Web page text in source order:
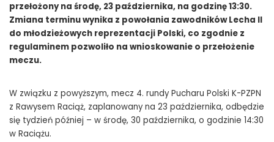
przełożony na środę, 23 października, na godzinę 13:30.
Zmiana terminu wynika z powołania zawodników Lecha II
do młodzieżowych reprezentacji Polski, co zgodnie z
regulaminem pozwoliło na wnioskowanie o przełożenie
meczu.
W związku z powyższym, mecz 4. rundy Pucharu Polski K-PZPN
z Rawysem Raciąż, zaplanowany na 23 października, odbędzie
się tydzień później – w środę, 30 października, o godzinie 14:30
w Raciążu.